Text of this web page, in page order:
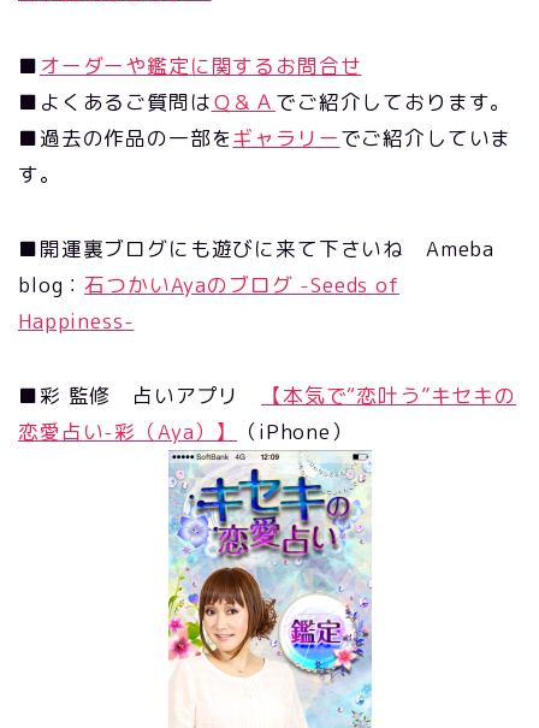
■ オーダーや鑑定に関するお問合せ
■よくあるご質問はＱ＆Ａ でご紹介しております。
■過去の作品の一部をギャラリーでご紹介していま
す。
■開運裏ブログにも遊びに来て下さいね Ameba
blog：石つかいAyaのブログ -Seeds of
Happiness-
■彩 監修 占いアプリ
【本気で“恋叶う”キセキの
恋愛占い-彩（Aya）】
（iPhone）